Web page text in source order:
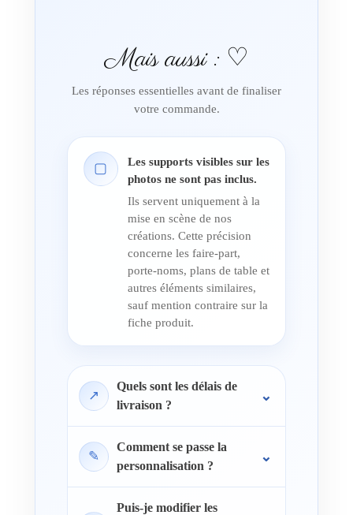
Mais aussi : ♡
Les réponses essentielles avant de finaliser
votre commande.
▢
Les supports visibles sur les
photos ne sont pas inclus.
Ils servent uniquement à la
mise en scène de nos
créations. Cette précision
concerne les faire-part,
porte-noms, plans de table et
autres éléments similaires,
sauf mention contraire sur la
fiche produit.
↗
Quels sont les délais de
livraison ?
✎
Comment se passe la
personnalisation ?
Puis-je modifier les